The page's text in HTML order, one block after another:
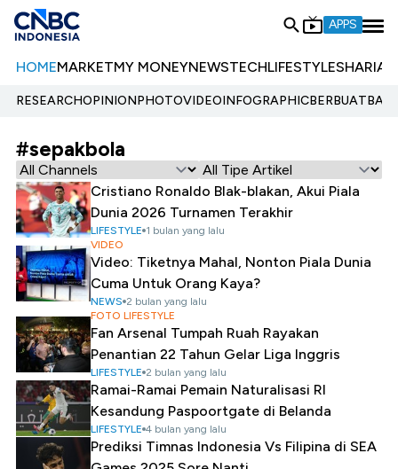
APPS
HOMEMARKETMY MONEYNEWSTECHLIFESTYLESHARIA
RESEARCHOPINIONPHOTOVIDEOINFOGRAPHIC
#sepakbola
Cristiano Ronaldo Blak-blakan, Akui Piala
Dunia 2026 Turnamen Terakhir
LIFESTYLE 1 bulan yang lalu
VIDEO
Video: Tiketnya Mahal, Nonton Piala Dunia
Cuma Untuk Orang Kaya?
NEWS 2 bulan yang lalu
FOTO LIFESTYLE
Fan Arsenal Tumpah Ruah Rayakan
Penantian 22 Tahun Gelar Liga Inggris
LIFESTYLE 2 bulan yang lalu
Ramai-Ramai Pemain Naturalisasi RI
Kesandung Paspoortgate di Belanda
LIFESTYLE 4 bulan yang lalu
Prediksi Timnas Indonesia Vs Filipina di SEA